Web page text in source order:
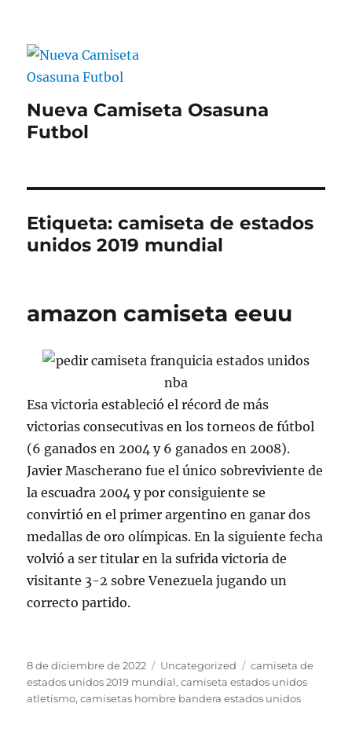
Nueva Camiseta Osasuna
Futbol
Etiqueta:camiseta de estados
unidos 2019 mundial
amazon camiseta eeuu
Esa victoria estableció el récord de más
victorias consecutivas en los torneos de fútbol
(6 ganados en 2004 y 6 ganados en 2008).
Javier Mascherano fue el único sobreviviente de
la escuadra 2004 y por consiguiente se
convirtió en el primer argentino en ganar dos
medallas de oro olímpicas. En la siguiente fecha
volvió a ser titular en la sufrida victoria de
visitante 3-2 sobre Venezuela jugando un
correcto partido.
Publicado
el
8 de diciembre de 2022 Categorías
Uncategorized Etiquetas
camiseta de
estados unidos 2019 mundial,camiseta estados unidos
atletismo,camisetas hombre bandera estados unidos